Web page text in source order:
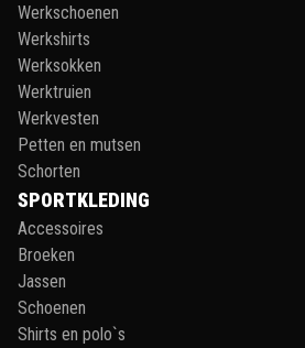
Werkschoenen
Werkshirts
Werksokken
Werktruien
Werkvesten
Petten en mutsen
Schorten
SPORTKLEDING
Accessoires
Broeken
Jassen
Schoenen
Shirts en polo`s